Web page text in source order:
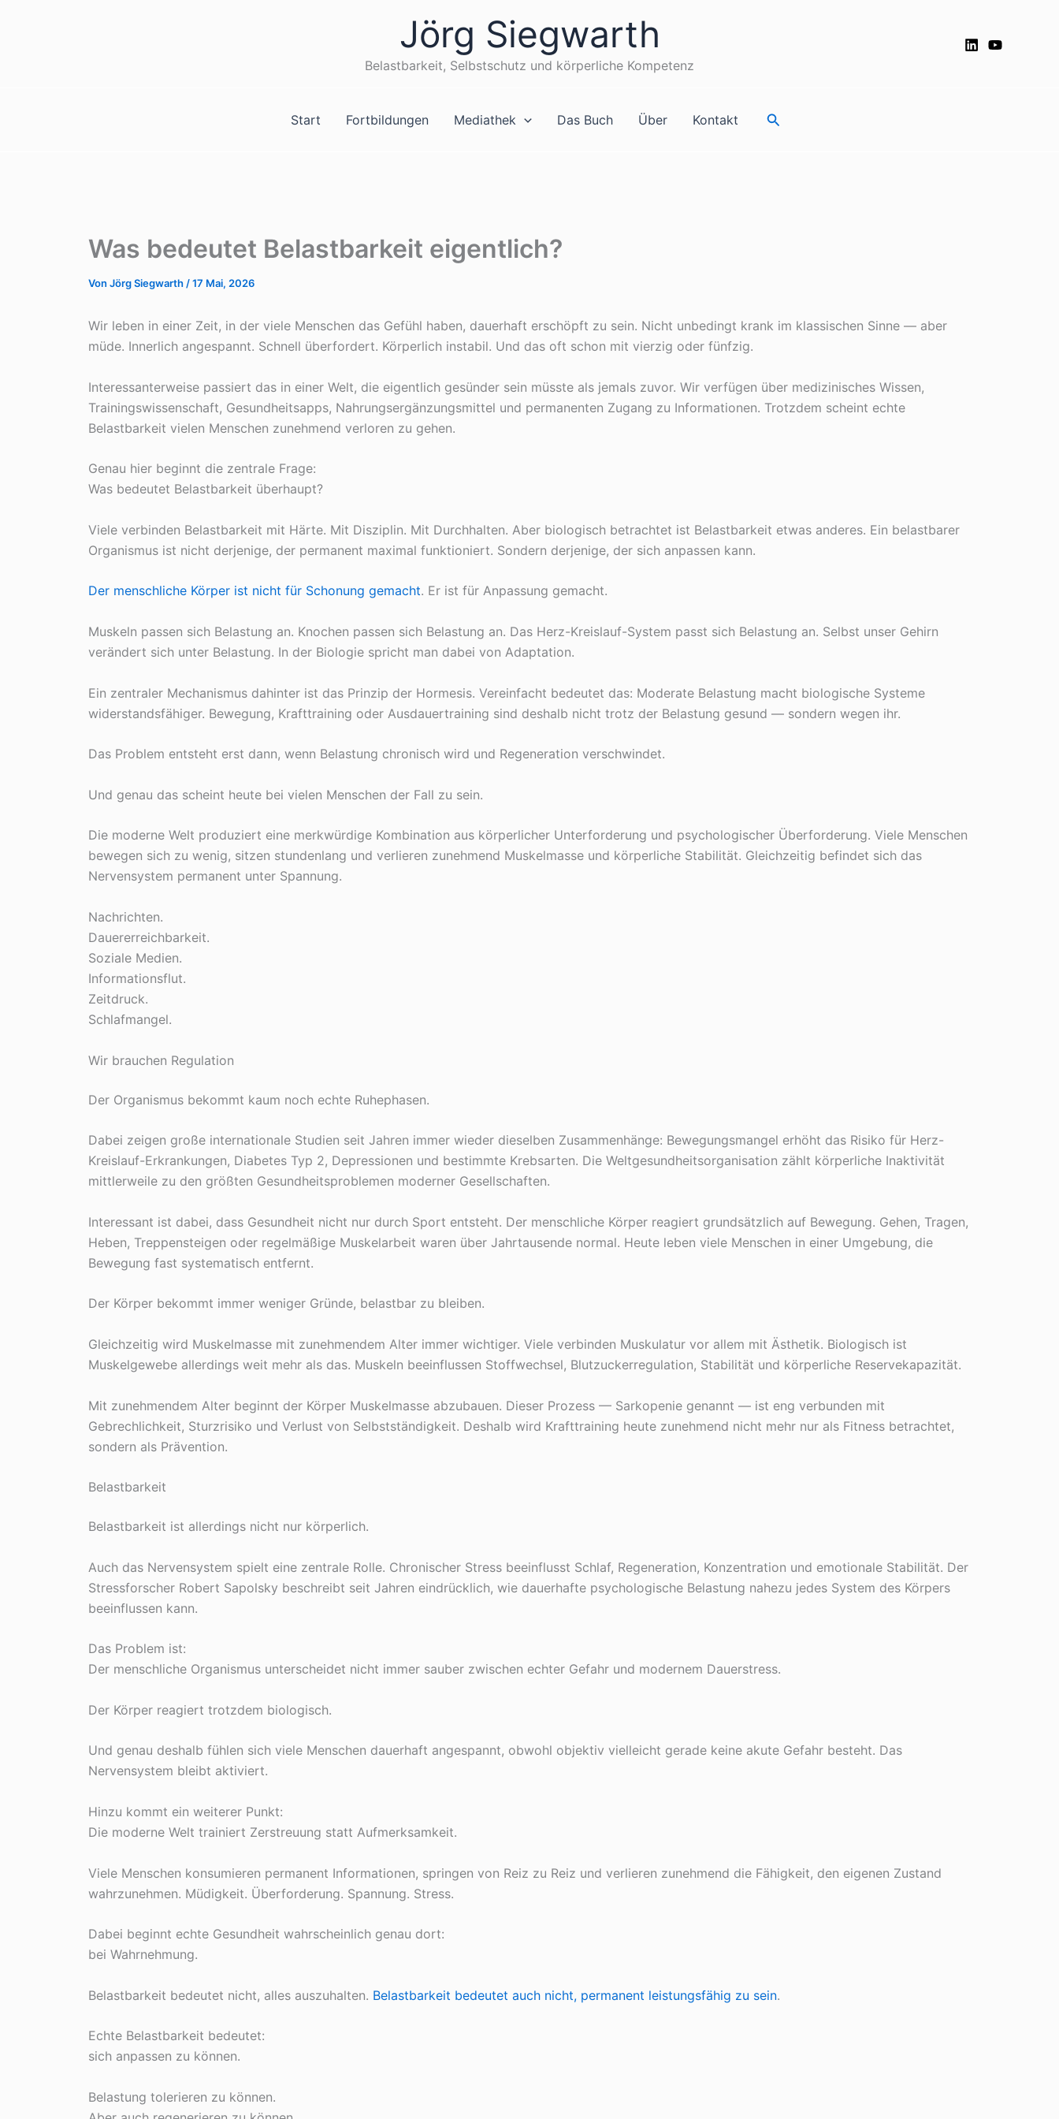
Jörg Siegwarth
Belastbarkeit, Selbstschutz und körperliche Kompetenz
Start Fortbildungen Mediathek Das Buch Über Kontakt Suchen
Was bedeutet Belastbarkeit eigentlich?
Von Jörg Siegwarth /17 Mai, 2026
Wir leben in einer Zeit, in der viele Menschen das Gefühl haben, dauerhaft erschöpft zu sein. Nicht unbedingt krank im klassischen Sinne — aber
müde. Innerlich angespannt. Schnell überfordert. Körperlich instabil. Und das oft schon mit vierzig oder fünfzig.
Interessanterweise passiert das in einer Welt, die eigentlich gesünder sein müsste als jemals zuvor. Wir verfügen über medizinisches Wissen,
Trainingswissenschaft, Gesundheitsapps, Nahrungsergänzungsmittel und permanenten Zugang zu Informationen. Trotzdem scheint echte
Belastbarkeit vielen Menschen zunehmend verloren zu gehen.
Genau hier beginnt die zentrale Frage:
Was bedeutet Belastbarkeit überhaupt?
Viele verbinden Belastbarkeit mit Härte. Mit Disziplin. Mit Durchhalten. Aber biologisch betrachtet ist Belastbarkeit etwas anderes. Ein belastbarer
Organismus ist nicht derjenige, der permanent maximal funktioniert. Sondern derjenige, der sich anpassen kann.
Der menschliche Körper ist nicht für Schonung gemacht. Er ist für Anpassung gemacht.
Muskeln passen sich Belastung an. Knochen passen sich Belastung an. Das Herz-Kreislauf-System passt sich Belastung an. Selbst unser Gehirn
verändert sich unter Belastung. In der Biologie spricht man dabei von Adaptation.
Ein zentraler Mechanismus dahinter ist das Prinzip der Hormesis. Vereinfacht bedeutet das: Moderate Belastung macht biologische Systeme
widerstandsfähiger. Bewegung, Krafttraining oder Ausdauertraining sind deshalb nicht trotz der Belastung gesund — sondern wegen ihr.
Das Problem entsteht erst dann, wenn Belastung chronisch wird und Regeneration verschwindet.
Und genau das scheint heute bei vielen Menschen der Fall zu sein.
Die moderne Welt produziert eine merkwürdige Kombination aus körperlicher Unterforderung und psychologischer Überforderung. Viele Menschen
bewegen sich zu wenig, sitzen stundenlang und verlieren zunehmend Muskelmasse und körperliche Stabilität. Gleichzeitig befindet sich das
Nervensystem permanent unter Spannung.
Nachrichten.
Dauererreichbarkeit.
Soziale Medien.
Informationsflut.
Zeitdruck.
Schlafmangel.
Wir brauchen Regulation
Der Organismus bekommt kaum noch echte Ruhephasen.
Dabei zeigen große internationale Studien seit Jahren immer wieder dieselben Zusammenhänge: Bewegungsmangel erhöht das Risiko für Herz-
Kreislauf-Erkrankungen, Diabetes Typ 2, Depressionen und bestimmte Krebsarten. Die Weltgesundheitsorganisation zählt körperliche Inaktivität
mittlerweile zu den größten Gesundheitsproblemen moderner Gesellschaften.
Interessant ist dabei, dass Gesundheit nicht nur durch Sport entsteht. Der menschliche Körper reagiert grundsätzlich auf Bewegung. Gehen, Tragen,
Heben, Treppensteigen oder regelmäßige Muskelarbeit waren über Jahrtausende normal. Heute leben viele Menschen in einer Umgebung, die
Bewegung fast systematisch entfernt.
Der Körper bekommt immer weniger Gründe, belastbar zu bleiben.
Gleichzeitig wird Muskelmasse mit zunehmendem Alter immer wichtiger. Viele verbinden Muskulatur vor allem mit Ästhetik. Biologisch ist
Muskelgewebe allerdings weit mehr als das. Muskeln beeinflussen Stoffwechsel, Blutzuckerregulation, Stabilität und körperliche Reservekapazität.
Mit zunehmendem Alter beginnt der Körper Muskelmasse abzubauen. Dieser Prozess — Sarkopenie genannt — ist eng verbunden mit
Gebrechlichkeit, Sturzrisiko und Verlust von Selbstständigkeit. Deshalb wird Krafttraining heute zunehmend nicht mehr nur als Fitness betrachtet,
sondern als Prävention.
Belastbarkeit
Belastbarkeit ist allerdings nicht nur körperlich.
Auch das Nervensystem spielt eine zentrale Rolle. Chronischer Stress beeinflusst Schlaf, Regeneration, Konzentration und emotionale Stabilität. Der
Stressforscher Robert Sapolsky beschreibt seit Jahren eindrücklich, wie dauerhafte psychologische Belastung nahezu jedes System des Körpers
beeinflussen kann.
Das Problem ist:
Der menschliche Organismus unterscheidet nicht immer sauber zwischen echter Gefahr und modernem Dauerstress.
Der Körper reagiert trotzdem biologisch.
Und genau deshalb fühlen sich viele Menschen dauerhaft angespannt, obwohl objektiv vielleicht gerade keine akute Gefahr besteht. Das
Nervensystem bleibt aktiviert.
Hinzu kommt ein weiterer Punkt:
Die moderne Welt trainiert Zerstreuung statt Aufmerksamkeit.
Viele Menschen konsumieren permanent Informationen, springen von Reiz zu Reiz und verlieren zunehmend die Fähigkeit, den eigenen Zustand
wahrzunehmen. Müdigkeit. Überforderung. Spannung. Stress.
Dabei beginnt echte Gesundheit wahrscheinlich genau dort:
bei Wahrnehmung.
Belastbarkeit bedeutet nicht, alles auszuhalten. Belastbarkeit bedeutet auch nicht, permanent leistungsfähig zu sein.
Echte Belastbarkeit bedeutet:
sich anpassen zu können.
Belastung tolerieren zu können.